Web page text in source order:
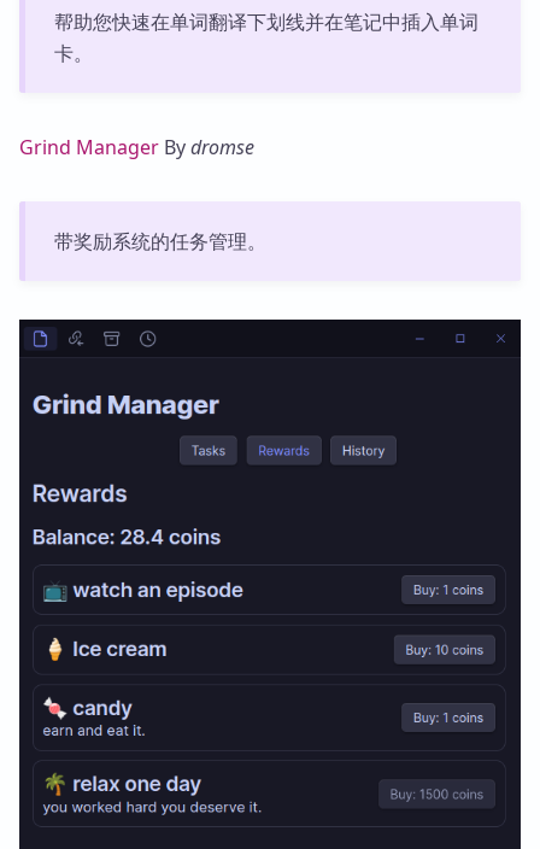
帮助您快速在单词翻译下划线并在笔记中插入单词
卡。
Grind Manager Bydromse
带奖励系统的任务管理。